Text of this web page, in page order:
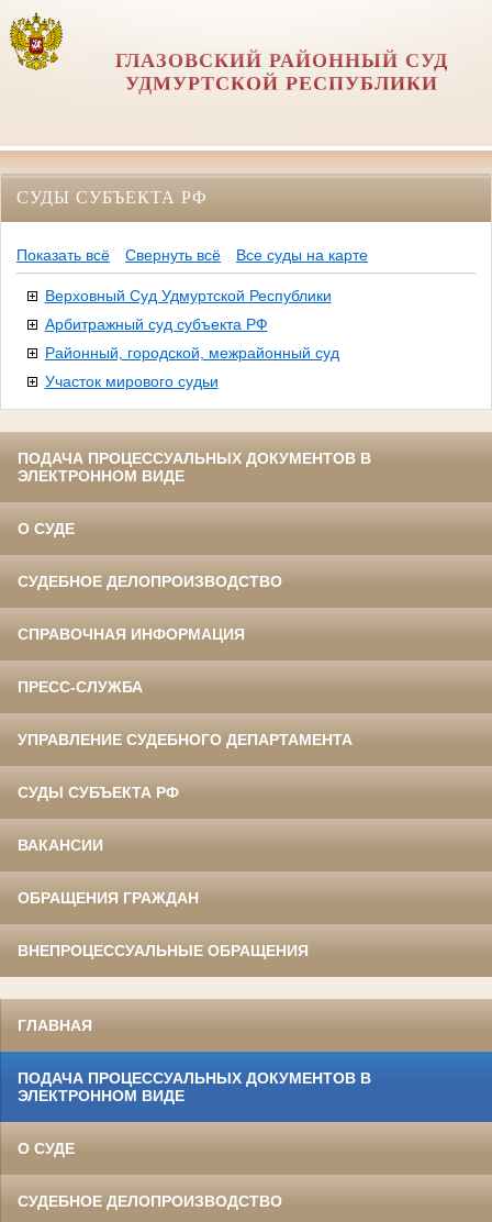
ГЛАЗОВСКИЙ РАЙОННЫЙ СУД
УДМУРТСКОЙ РЕСПУБЛИКИ
СУДЫ СУБЪЕКТА РФ
Показать всё Свернуть всё Все суды на карте
Верховный Суд Удмуртской Республики
Арбитражный суд субъекта РФ
Районный, городской, межрайонный суд
Участок мирового судьи
ПОДАЧА ПРОЦЕССУАЛЬНЫХ ДОКУМЕНТОВ В
ЭЛЕКТРОННОМ ВИДЕ
О СУДЕ
СУДЕБНОЕ ДЕЛОПРОИЗВОДСТВО
СПРАВОЧНАЯ ИНФОРМАЦИЯ
ПРЕСС-СЛУЖБА
УПРАВЛЕНИЕ СУДЕБНОГО ДЕПАРТАМЕНТА
СУДЫ СУБЪЕКТА РФ
ВАКАНСИИ
ОБРАЩЕНИЯ ГРАЖДАН
ВНЕПРОЦЕССУАЛЬНЫЕ ОБРАЩЕНИЯ
ГЛАВНАЯ
ПОДАЧА ПРОЦЕССУАЛЬНЫХ ДОКУМЕНТОВ В
ЭЛЕКТРОННОМ ВИДЕ
О СУДЕ
СУДЕБНОЕ ДЕЛОПРОИЗВОДСТВО